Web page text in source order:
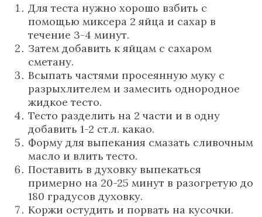
Для теста нужно хорошо взбить с
помощью миксера 2 яйца и сахар в
течение 3-4 минут.
Затем добавить к яйцам с сахаром
сметану.
Всыпать частями просеянную муку с
разрыхлителем и замесить однородное
жидкое тесто.
Тесто разделить на 2 части и в одну
добавить 1-2 ст.л. какао.
Форму для выпекания смазать сливочным
масло и влить тесто.
Поставить в духовку выпекаться
примерно на 20-25 минут в разогретую до
180 градусов духовку.
Коржи остудить и порвать на кусочки.